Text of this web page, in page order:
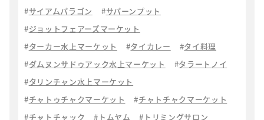
サイアムパラゴン
サパーンプット
ジョットフェアーズマーケット
ターカー水上マーケット
タイカレー
タイ料理
ダムヌンサドゥアック水上マーケット
タラートノイ
タリンチャン水上マーケット
チャトゥチャクマーケット
チャトチャクマーケット
チャトチャック
トムヤム
トリミングサロン